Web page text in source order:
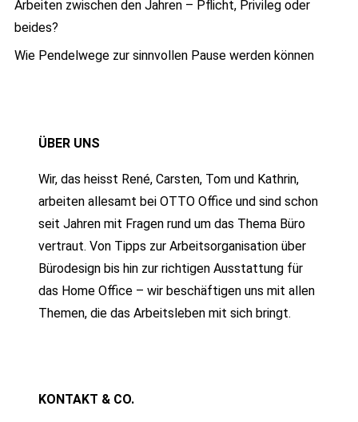
Arbeiten zwischen den Jahren – Pflicht, Privileg oder
beides?
Wie Pendelwege zur sinnvollen Pause werden können
ÜBER UNS
Wir, das heisst René, Carsten, Tom und Kathrin,
arbeiten allesamt bei OTTO Office und sind schon
seit Jahren mit Fragen rund um das Thema Büro
vertraut. Von Tipps zur Arbeitsorganisation über
Bürodesign bis hin zur richtigen Ausstattung für
das Home Office – wir beschäftigen uns mit allen
Themen, die das Arbeitsleben mit sich bringt.
KONTAKT & CO.